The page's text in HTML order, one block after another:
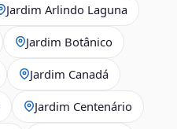
Jardim Arlindo Laguna
Jardim Botânico
Jardim Canadá
Jardim Centenário